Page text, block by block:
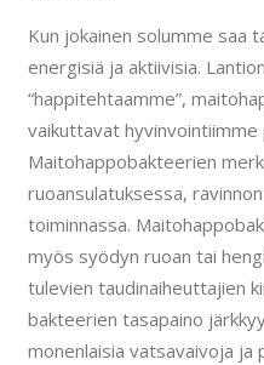
Kun jokainen solumme saa
energisiä ja aktiivisia.
“happitehtaamme”,
vaikuttavat
Maitohappobakteerien
ruoansulatuksessa,
toiminnassa.
myös syödyn ruoan tai
tulevien taudinaiheuttajien
bakteerien tasapaino
monenlaisia vatsavaivoja ja